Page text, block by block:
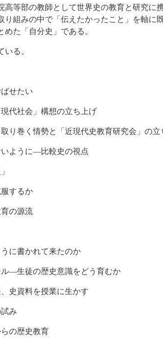
高等部の教師として世界史の教育と研究に
り組みの中で「伝えたかったこと」を軸に
た「自分史」である。
る。
せたい
代社会」構想の立ち上げ
り巻く情勢と「近現代史教育研究会」の立
ように―比較史の視点
するか
の源流
に書かれて来たのか
―生徒の歴史意識をどう育むか
史資料を授業に生かす
み
の歴史教育